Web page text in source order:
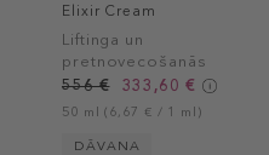
Elixir Cream
Liftinga un
pretnovecošanās
sejas krēms
556 € 333,60 €
50 ml (6,67 € / 1 ml)
DĀVANA